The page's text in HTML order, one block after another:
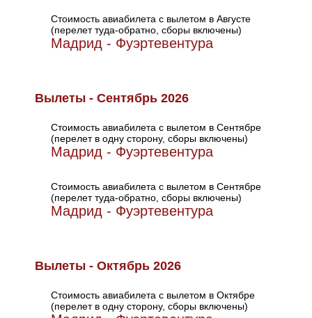
Стоимость авиабилета с вылетом в Августе
(перелет туда-обратно, сборы включены)
Мадрид - Фуэртевентура
Вылеты - Сентябрь 2026
Стоимость авиабилета с вылетом в Сентябре
(перелет в одну сторону, сборы включены)
Мадрид - Фуэртевентура
Стоимость авиабилета с вылетом в Сентябре
(перелет туда-обратно, сборы включены)
Мадрид - Фуэртевентура
Вылеты - Октябрь 2026
Стоимость авиабилета с вылетом в Октябре
(перелет в одну сторону, сборы включены)